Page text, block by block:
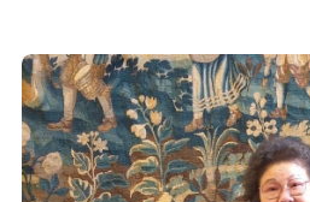
放
宣
告